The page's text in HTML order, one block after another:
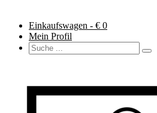
Einkaufswagen - € 0
Mein Profil